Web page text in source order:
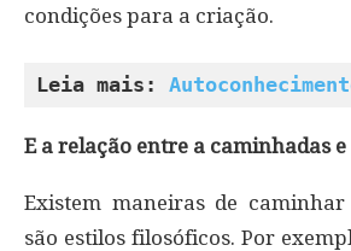
condições para a criação.
Leia mais:
E a relação entre a caminhadas e
Existem maneiras de
são estilos filosóficos. Por